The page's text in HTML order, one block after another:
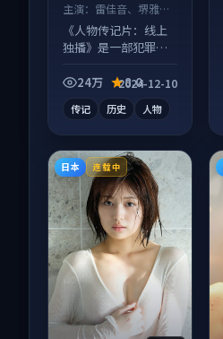
主演： 雷佳音、堺雅人
等
《人物传记片：线上
独播》是一部犯罪向
端观看，细节更丰
24万 8.0
2024-12-10
传记 历史 人物
日本 连载中